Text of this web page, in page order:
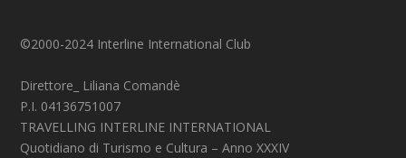
©2000-2024 Interline International Club
Direttore_ Liliana Comandè
P.I. 04136751007
TRAVELLING INTERLINE INTERNATIONAL
Quotidiano di Turismo e Cultura – Anno XXXIV